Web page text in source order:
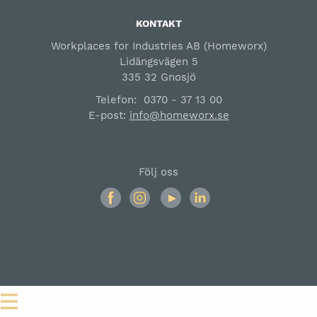
KONTAKT
Workplaces for Industries AB (Homeworx)
Lidängsvägen 5
335 32 Gnosjö
Telefon: 0370 - 37 13 00
E-post: info@homeworx.se
Följ oss